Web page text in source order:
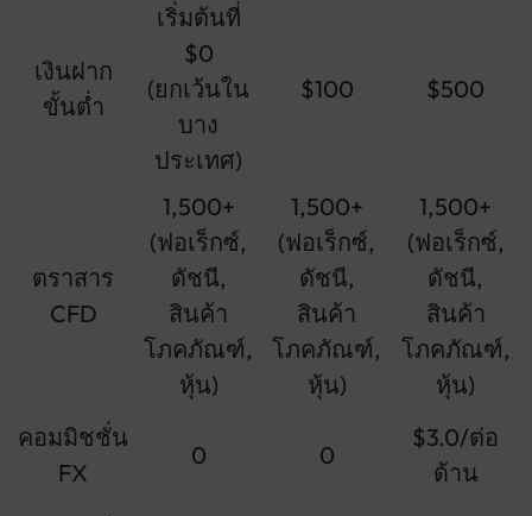
เงินฝาก
ขั้นต่ำ
เริ่มต้นที่
$0
(ยกเว้นใน
บาง
ประเทศ)
$100 $500
ตราสาร
CFD
1,500+
(ฟอเร็กซ์,
ดัชนี,
สินค้า
โภคภัณฑ์,
หุ้น)
1,500+
(ฟอเร็กซ์,
ดัชนี,
สินค้า
โภคภัณฑ์,
หุ้น)
1,500+
(ฟอเร็กซ์,
ดัชนี,
สินค้า
โภคภัณฑ์,
หุ้น)
คอมมิชชั่น
FX
0 0
$3.0/ต่อ
ด้าน